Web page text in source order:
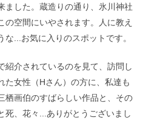
ました。蔵造りの通り、氷川神社
空間にいやされます。人に教え
...お気に入りのスポットです。
介されているのを見て、訪問し
た女性（Hさん）の方に、私達も
栖画伯のすばらしい作品と、その
死、花々...ありがとうございまし